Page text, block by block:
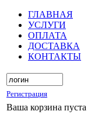
ГЛАВНАЯ
УСЛУГИ
ОПЛАТА
ДОСТАВКА
КОНТАКТЫ
Регистрация
Ваша корзина пуста